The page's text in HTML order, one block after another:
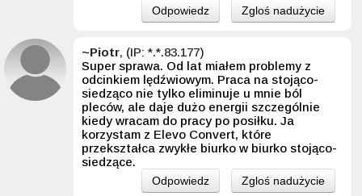
Odpowiedz Zgloś nadużycie
~Piotr, (IP: *.*.83.177)
Super sprawa. Od lat miałem problemy z
odcinkiem lędźwiowym. Praca na stojąco-
siedząco nie tylko eliminuje u mnie ból
pleców, ale daje dużo energii szczególnie
kiedy wracam do pracy po posiłku. Ja
korzystam z Elevo Convert, które
przekształca zwykłe biurko w biurko stojąco-
siedzące.
Odpowiedz Zgloś nadużycie